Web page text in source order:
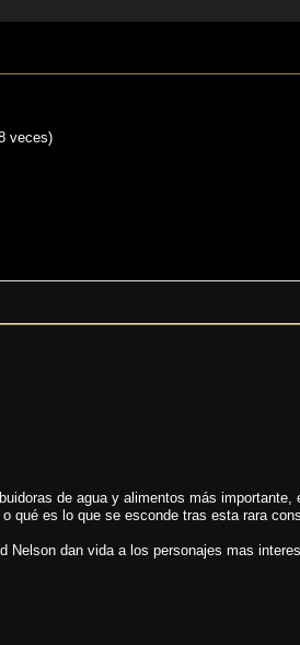
veces)
de agua y alimentos más importante,
es lo que se esconde tras esta rara
Nelson dan vida a los personajes mas